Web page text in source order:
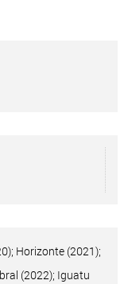
Horizonte (2021);
(2022); Iguatu